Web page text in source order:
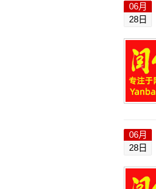
06月
28日
06月
28日